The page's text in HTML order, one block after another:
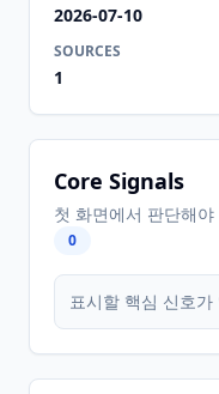
2026-07-10
SOURCES
1
Core Signals
첫 화면에서 판단해
0
표시할 핵심 신호가